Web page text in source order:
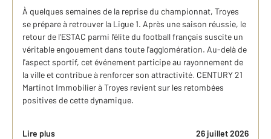
À quelques semaines de la reprise du championnat, Troyes
se prépare à retrouver la Ligue 1. Après une saison réussie, le
retour de l'ESTAC parmi l'élite du football français suscite un
véritable engouement dans toute l'agglomération. Au-delà de
l'aspect sportif, cet événement participe au rayonnement de
la ville et contribue à renforcer son attractivité. CENTURY 21
Martinot Immobilier à Troyes revient sur les retombées
positives de cette dynamique.
Lire plus 26 juillet 2026